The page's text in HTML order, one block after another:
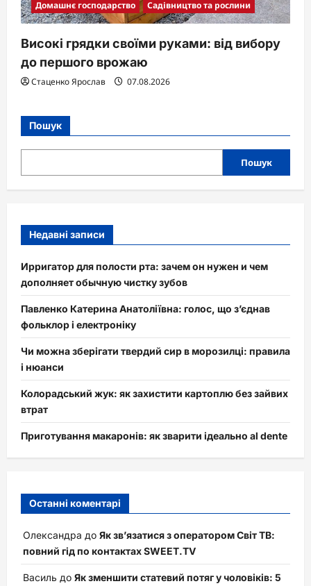
Домашнє господарство Садівництво та рослини
Високі грядки своїми руками: від вибору
до першого врожаю
Стаценко Ярослав 07.08.2026
Пошук
Пошук
Недавні записи
Ирригатор для полости рта: зачем он нужен и чем
дополняет обычную чистку зубов
Павленко Катерина Анатоліївна: голос, що з’єднав
фольклор і електроніку
Чи можна зберігати твердий сир в морозилці: правила
і нюанси
Колорадський жук: як захистити картоплю без зайвих
втрат
Приготування макаронів: як зварити ідеально al dente
Останні коментарі
Олександра до Як зв’язатися з оператором Світ ТВ:
повний гід по контактах SWEET.TV
Василь до Як зменшити статевий потяг у чоловіків: 5